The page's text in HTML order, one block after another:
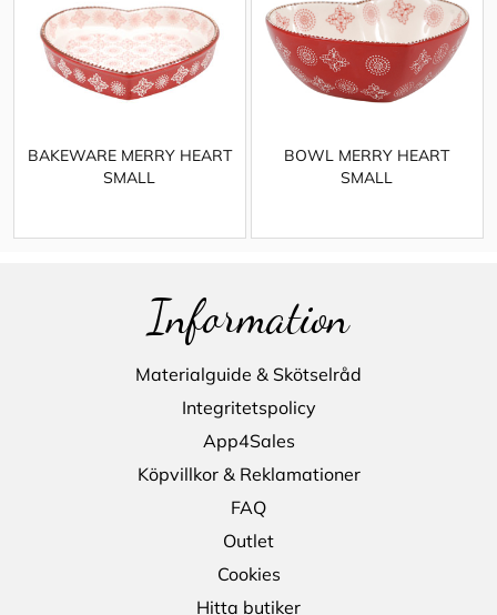
BAKEWARE MERRY HEART
SMALL
BOWL MERRY HEART
SMALL
Information
Materialguide & Skötselråd
Integritetspolicy
App4Sales
Köpvillkor & Reklamationer
FAQ
Outlet
Cookies
Hitta butiker